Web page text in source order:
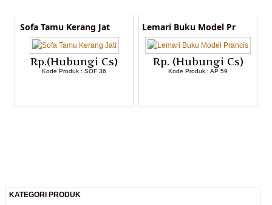
Sofa Tamu Kerang Jat
Rp.(Hubungi Cs)
Kode Produk : SOF 36
Lemari Buku Model Pr
Rp. (Hubungi Cs)
Kode Produk : AP 59
KATEGORI PRODUK